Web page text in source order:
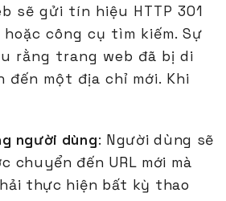
sẽ gửi tín hiệu HTTP 301
công cụ tìm kiếm. Sự
rằng trang web đã bị di
đến một địa chỉ mới. Khi
người dùng: Người dùng sẽ
chuyển đến URL mới mà
thực hiện bất kỳ thao